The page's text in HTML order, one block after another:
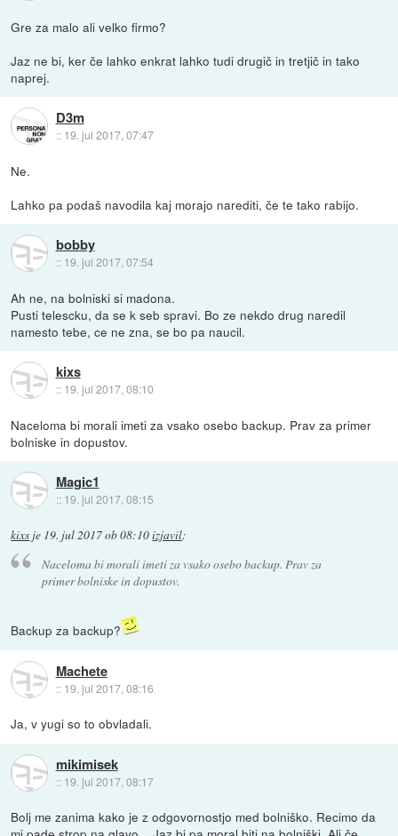
Gre za malo ali velko firmo?
Jaz ne bi, ker če lahko enkrat lahko tudi drugič in tretjič in tako
naprej.
D3m
:: 19. jul 2017, 07:47
Ne.
Lahko pa podaš navodila kaj morajo narediti, če te tako rabijo.
bobby
:: 19. jul 2017, 07:54
Ah ne, na bolniski si madona.
Pusti telescku, da se k seb spravi. Bo ze nekdo drug naredil
namesto tebe, ce ne zna, se bo pa naucil.
kixs
:: 19. jul 2017, 08:10
Naceloma bi morali imeti za vsako osebo backup. Prav za primer
bolniske in dopustov.
Magic1
:: 19. jul 2017, 08:15
kixs je 19. jul 2017 ob 08:10izjavil:
Naceloma bi morali imeti za vsako osebo backup. Prav za
primer bolniske in dopustov.
Backup za backup?
Machete
:: 19. jul 2017, 08:16
Ja, v yugi so to obvladali.
mikimisek
:: 19. jul 2017, 08:17
Bolj me zanima kako je z odgovornostjo med bolniško. Recimo da